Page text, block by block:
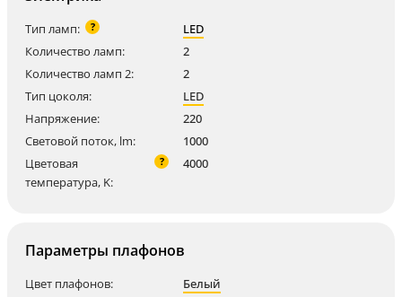
Тип ламп: ?
LED
Количество ламп:
2
Количество ламп 2:
2
Тип цоколя:
LED
Напряжение:
220
Световой поток, lm:
1000
Цветовая
температура, K:
? 4000
Параметры плафонов
Цвет плафонов:
Белый